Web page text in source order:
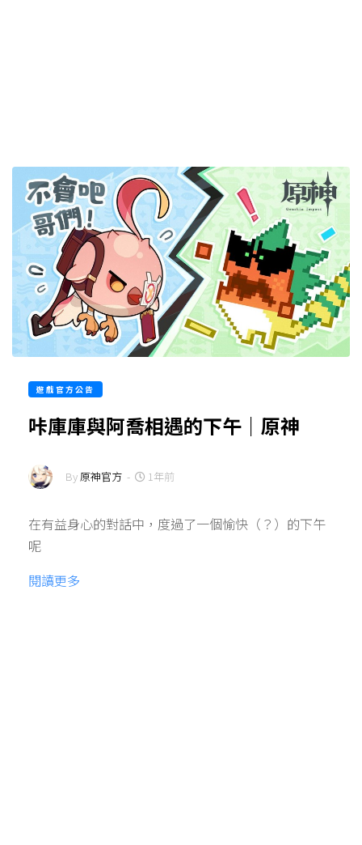
遊戲官方公告
咔庫庫與阿喬相遇的下午｜原神
By原神官方 - 1年前
在有益身心的對話中，度過了一個愉快（？）的下午
呢
閱讀更多